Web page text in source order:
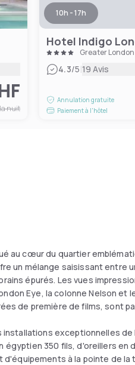
la nuit
10h - 17h
Greater London
4.3/5|19 Avis
Annulation gratuite
Paiement à l'hôtel
au cœur du quartier
un mélange saisissant entre
épurés. Les vues
Eye, la colonne Nelson et
de première de films, sont
exceptionnelles de
350 fils, d'oreillers en
à la pointe de la